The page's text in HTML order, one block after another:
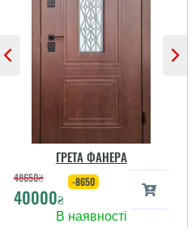
ГРЕТА ФАНЕРА
48650₴
40000₴
-8650